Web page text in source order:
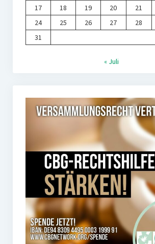
17
18 19 20 21
24
25 26 27 28
31
« Juli